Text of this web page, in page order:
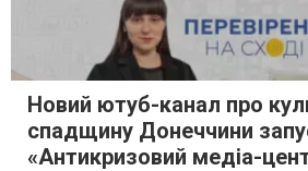
Новий ютуб-канал про
спадщину Донеччини
«Антикризовий медіа-